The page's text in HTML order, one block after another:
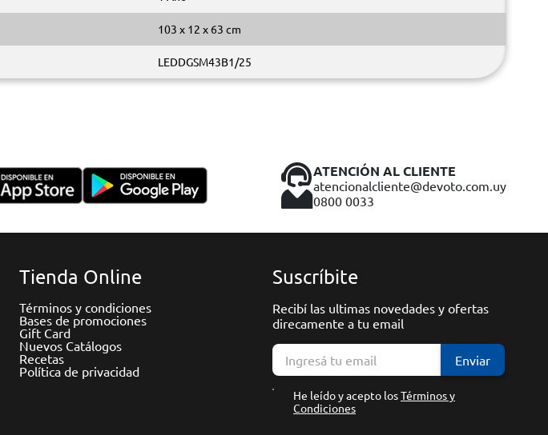
103 x 12 x 63 cm
LEDDGSM43B1/25
ATENCIÓN AL CLIENTE
atencionalcliente@devoto.com.uy
0800 0033
Tienda Online
Términos y condiciones
Bases de promociones
Gift Card
Nuevos Catálogos
Recetas
Política de privacidad
Suscríbite
Recibí las ultimas novedades y ofertas
direcamente a tu email
Enviar
He leído y acepto losTérminos y
Condiciones